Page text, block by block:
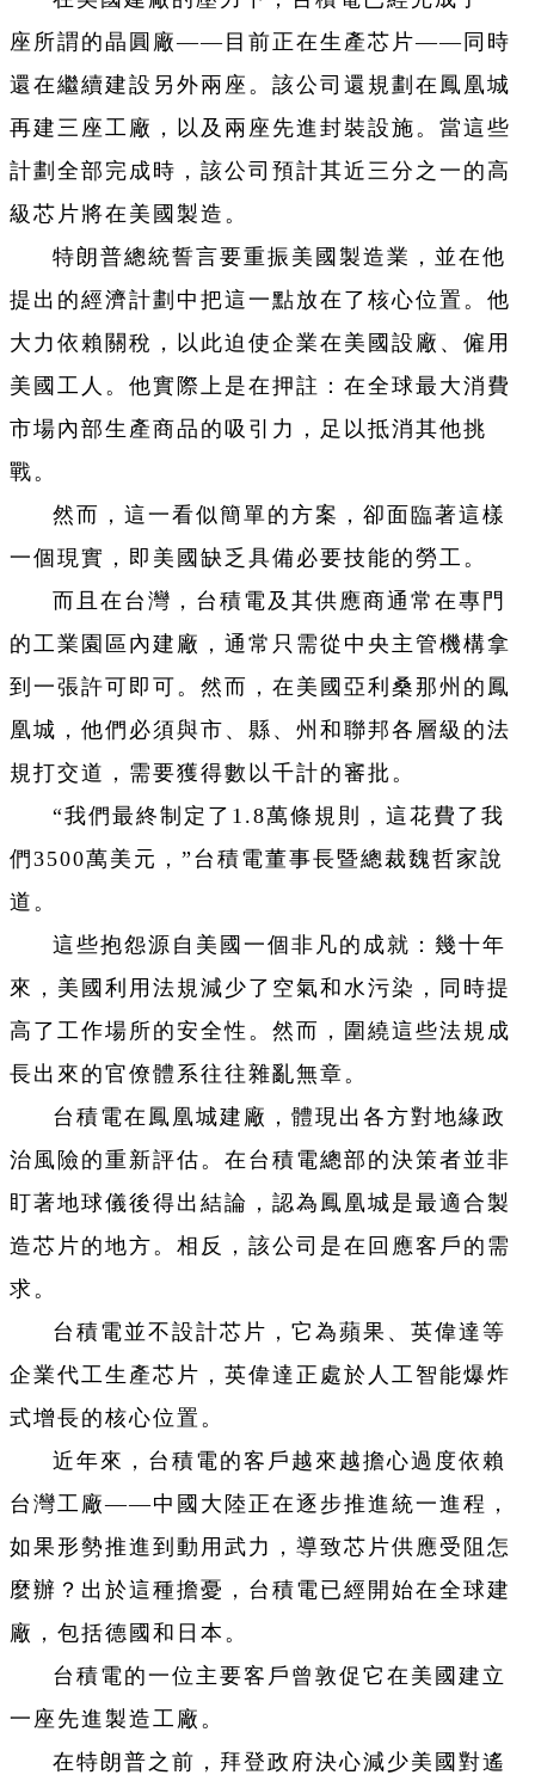
座所謂的晶圓廠——目前正在生產芯片——同時
還在繼續建設另外兩座。該公司還規劃在鳳凰城
再建三座工廠，以及兩座先進封裝設施。當這些
計劃全部完成時，該公司預計其近三分之一的高
級芯片將在美國製造。
特朗普總統誓言要重振美國製造業，並在他
提出的經濟計劃中把這一點放在了核心位置。他
大力依賴關稅，以此迫使企業在美國設廠、僱用
美國工人。他實際上是在押註：在全球最大消費
市場內部生產商品的吸引力，足以抵消其他挑
戰。
然而，這一看似簡單的方案，卻面臨著這樣
一個現實，即美國缺乏具備必要技能的勞工。
而且在台灣，台積電及其供應商通常在專門
的工業園區內建廠，通常只需從中央主管機構拿
到一張許可即可。然而，在美國亞利桑那州的鳳
凰城，他們必須與市、縣、州和聯邦各層級的法
規打交道，需要獲得數以千計的審批。
“我們最終制定了1.8萬條規則，這花費了我
們3500萬美元，”台積電董事長暨總裁魏哲家說
道。
這些抱怨源自美國一個非凡的成就：幾十年
來，美國利用法規減少了空氣和水污染，同時提
高了工作場所的安全性。然而，圍繞這些法規成
長出來的官僚體系往往雜亂無章。
台積電在鳳凰城建廠，體現出各方對地緣政
治風險的重新評估。在台積電總部的決策者並非
盯著地球儀後得出結論，認為鳳凰城是最適合製
造芯片的地方。相反，該公司是在回應客戶的需
求。
台積電並不設計芯片，它為蘋果、英偉達等
企業代工生產芯片，英偉達正處於人工智能爆炸
式增長的核心位置。
近年來，台積電的客戶越來越擔心過度依賴
台灣工廠——中國大陸正在逐步推進統一進程，
如果形勢推進到動用武力，導致芯片供應受阻怎
麼辦？出於這種擔憂，台積電已經開始在全球建
廠，包括德國和日本。
台積電的一位主要客戶曾敦促它在美國建立
一座先進製造工廠。
在特朗普之前，拜登政府決心減少美國對遙